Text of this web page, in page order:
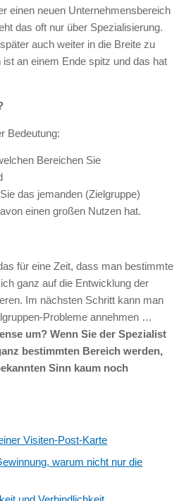
einen neuen Unternehmensbereich
das oft nur über Spezialisierung.
auch weiter in die Breite zu
an einem Ende spitz und das hat
Bedeutung:
Bereichen Sie
das jemanden (Zielgruppe)
einen großen Nutzen hat.
für eine Zeit, dass man bestimmte
ganz auf die Entwicklung der
Im nächsten Schritt kann man
Probleme annehmen …
um? Wenn Sie der Spezialist
bestimmten Bereich werden,
Sinn kaum noch
Visiten-Post-Karte
warum nicht nur die